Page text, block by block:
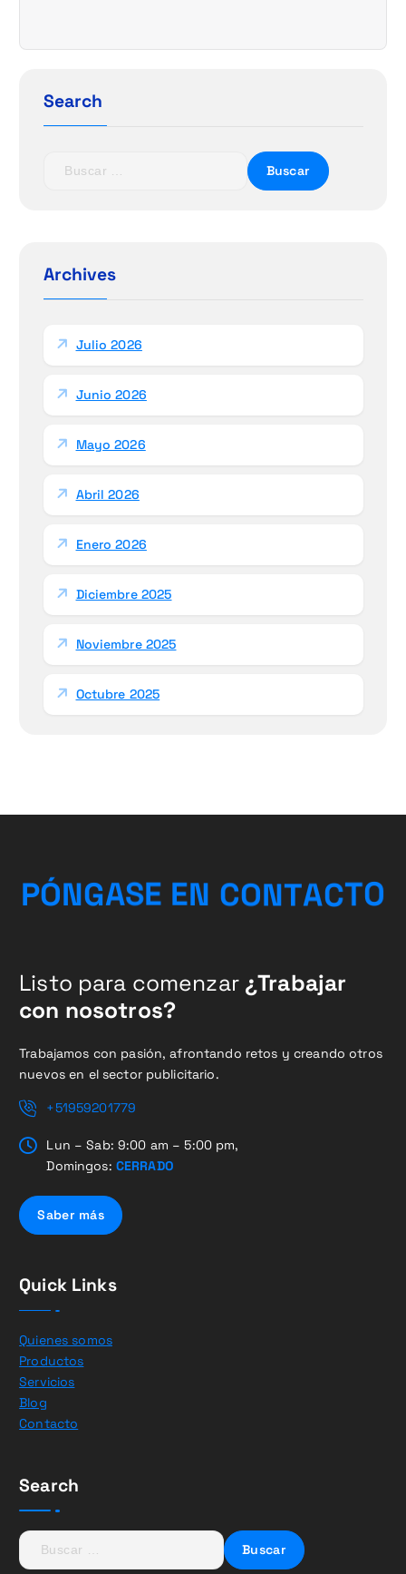
Search
r
:Archives
Julio 2026
Junio 2026
Mayo 2026
Abril 2026
Enero 2026
Diciembre 2025
Noviembre 2025
Octubre 2025
PÓNGASE EN CONTACTO
Listo para comenzar¿Trabajar
con nosotros?
Trabajamos con pasión, afrontando retos y creando otros
nuevos en el sector publicitario.
+51959201779
Lun – Sab: 9:00 am – 5:00 pm,
Domingos: CERRADO
Saber más
Quick Links
Quienes somos
Productos
Servicios
Blog
Contacto
Search
B
u